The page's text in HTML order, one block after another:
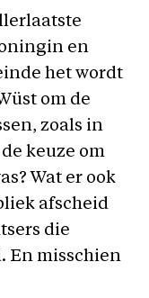
en
het wordt
om de
zoals in
keuze om
Wat er ook
afscheid
die
En misschien